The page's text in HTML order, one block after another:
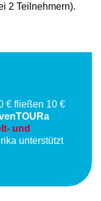
2 Teilnehmern).
€ fließen 10 €
und
unterstützt